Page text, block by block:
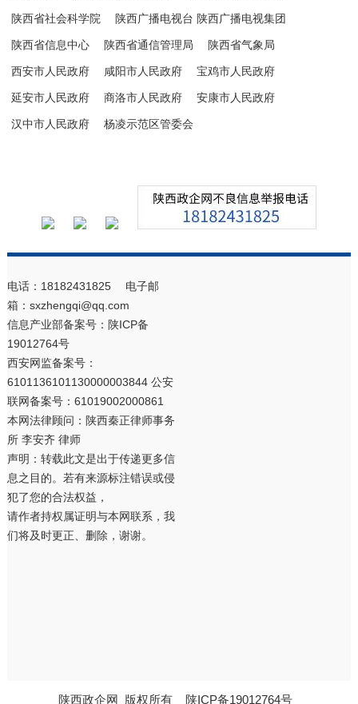
陕西省社会科学院 陕西广播电视台 陕西广播电视集团
陕西省信息中心 陕西省通信管理局 陕西省气象局
西安市人民政府 咸阳市人民政府 宝鸡市人民政府
延安市人民政府 商洛市人民政府 安康市人民政府
汉中市人民政府 杨凌示范区管委会
电话：18182431825 电子邮
箱：sxzhengqi@qq.com
信息产业部备案号： 陕ICP备
19012764号
西安网监备案号：
6101136101130000003844 公安
联网备案号：61019002000861
本网法律顾问：陕西秦正律师事务
所 李安齐 律师
声明：转载此文是出于传递更多信
息之目的。若有来源标注错误或侵
犯了您的合法权益，
请作者持权属证明与本网联系，我
们将及时更正、删除，谢谢。
陕西政企网 版权所有 陕ICP备19012764号